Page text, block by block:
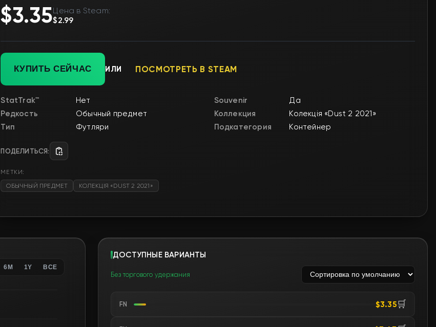
$3.35Цена в Steam:
$2.99
КУПИТЬ СЕЙЧАС ИЛИ ПОСМОТРЕТЬ В STEAM
StatTrak™ Нет Souvenir
Да
Редкость
Обычный предмет Коллекция
Колекція «Dust 2 2021»
Тип
Футляри Подкатегория Контейнер
ПОДЕЛИТЬСЯ:
МЕТКИ:
ОБЫЧНЫЙ ПРЕДМЕТ
КОЛЕКЦІЯ «DUST 2 2021»
6M 1Y ВСЕ
ДОСТУПНЫЕ ВАРИАНТЫ
Без торгового удержания
FN $3.35🛒